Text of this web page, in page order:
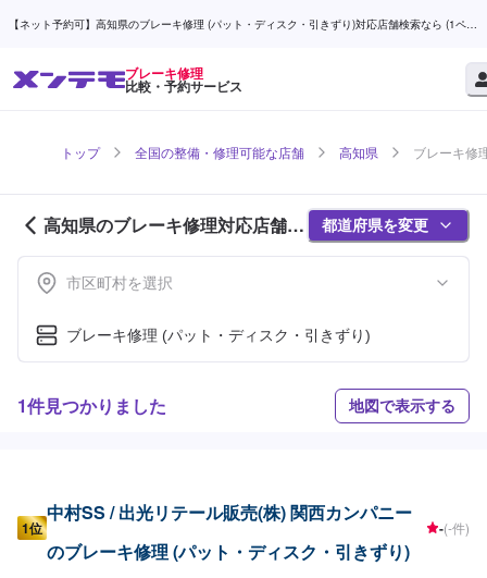
【ネット予約可】高知県のブレーキ修理 (パット・ディスク・引きずり)対応店舗検索なら (1ペー
ブレーキ修理
比較・予約サービス
トップ 全国の整備・修理可能な店舗 高知県 ブレーキ修
高知県のブレーキ修理対応店舗紹
介 (1ページ目)
都道府県を変更
市区町村を選択
ブレーキ修理 (パット・ディスク・引きずり)
1件見つかりました 地図で表示する
1位
中村SS / 出光リテール販売(株) 関西カンパニー
のブレーキ修理 (パット・ディスク・引きずり)
-(-件)